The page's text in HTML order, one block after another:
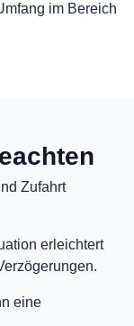
im Bereich
Zufahrt
erleichtert
eine